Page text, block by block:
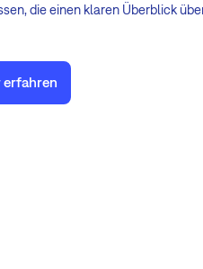
die einen klaren Überblick
erfahren